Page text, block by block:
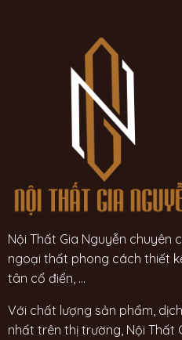
Nội Thất Gia Nguyễn chuyên
ngoại thất phong cách thiết
tân cổ điển, ...
Với chất lượng sản phẩm,
nhất trên thị trường, Nội Thất